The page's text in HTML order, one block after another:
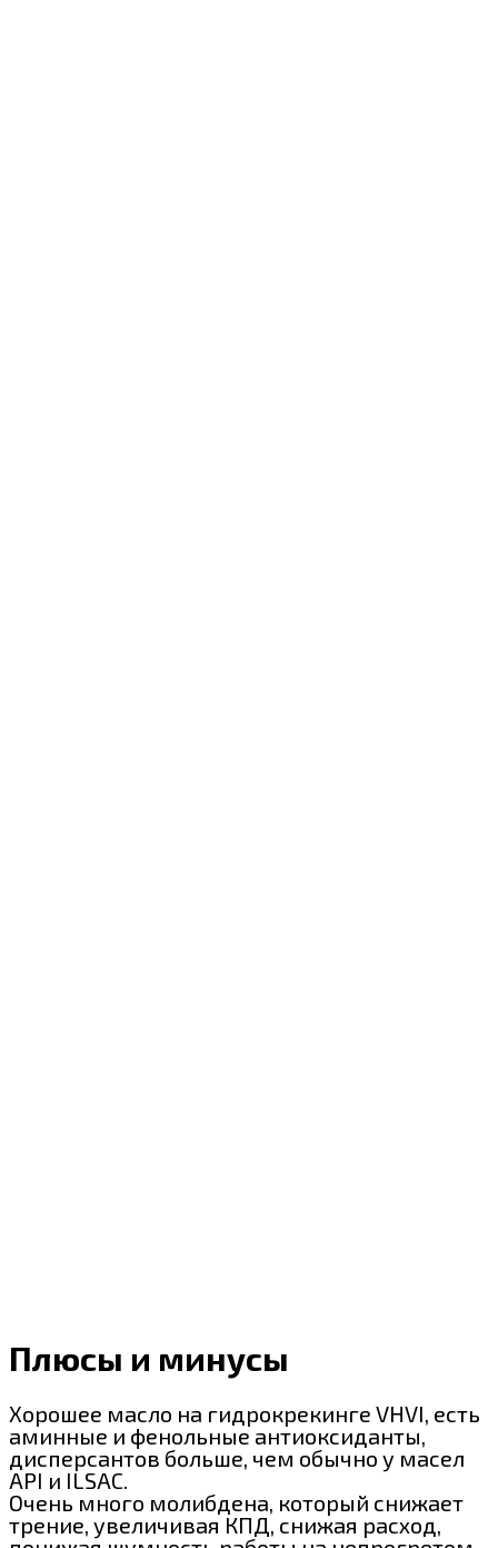
Плюсы и минусы
Хорошее масло на гидрокрекинге VHVI, есть
аминные и фенольные антиоксиданты,
дисперсантов больше, чем обычно у масел
API и ILSAC.
Очень много молибдена, который снижает
трение, увеличивая КПД, снижая расход,